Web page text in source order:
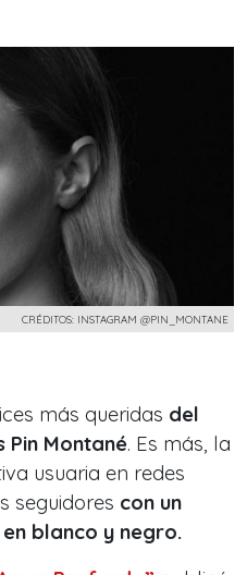
CRÉDITOS: INSTAGRAM @PIN_MONTANE
más queridas del
Pin Montané. Es más, la
usuaria en redes
seguidores con un
blanco y negro.